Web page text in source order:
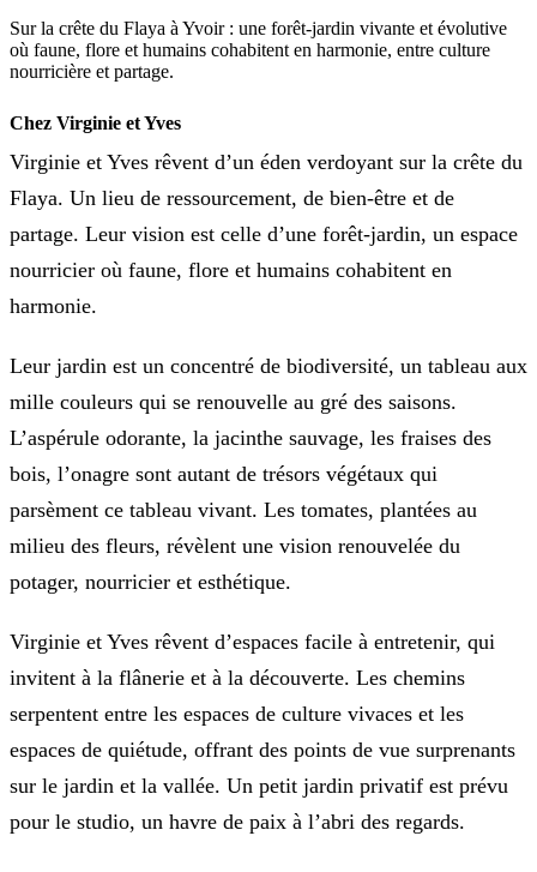
Sur la crête du Flaya à Yvoir : une forêt-jardin vivante et évolutive
où faune, flore et humains cohabitent en harmonie, entre culture
nourricière et partage.
Chez Virginie et Yves
Virginie et Yves rêvent d’un éden verdoyant sur la crête du
Flaya. Un lieu de ressourcement, de bien-être et de
partage. Leur vision est celle d’une forêt-jardin, un espace
nourricier où faune, flore et humains cohabitent en
harmonie.
Leur jardin est un concentré de biodiversité, un tableau aux
mille couleurs qui se renouvelle au gré des saisons.
L’aspérule odorante, la jacinthe sauvage, les fraises des
bois, l’onagre sont autant de trésors végétaux qui
parsèment ce tableau vivant. Les tomates, plantées au
milieu des fleurs, révèlent une vision renouvelée du
potager, nourricier et esthétique.
Virginie et Yves rêvent d’espaces facile à entretenir, qui
invitent à la flânerie et à la découverte. Les chemins
serpentent entre les espaces de culture vivaces et les
espaces de quiétude, offrant des points de vue surprenants
sur le jardin et la vallée. Un petit jardin privatif est prévu
pour le studio, un havre de paix à l’abri des regards.